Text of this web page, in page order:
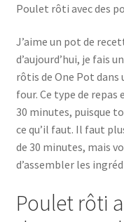
Poulet rôti avec des
J’aime un pot de
d’aujourd’hui, je fais
rôtis de One Pot dans
four. Ce type de repas
30 minutes, puisque
ce qu’il faut. Il faut
de 30 minutes, mais
d’assembler les
Poulet rôti